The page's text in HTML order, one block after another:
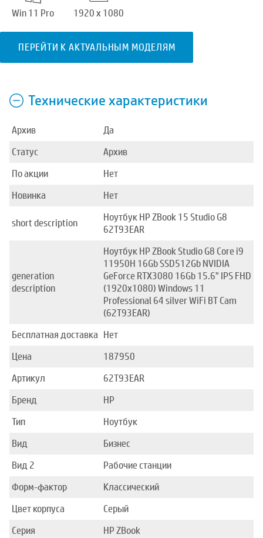
Win 11 Pro 1920 x 1080
ПЕРЕЙТИ К АКТУАЛЬНЫМ МОДЕЛЯМ
Технические характеристики
Архив
Да
Статус
Архив
По акции
Нет
Новинка
Нет
short description
Ноутбук HP ZBook 15 Studio G8
62T93EAR
generation
description
Ноутбук HP ZBook Studio G8 Core i9
11950H 16Gb SSD512Gb NVIDIA
GeForce RTX3080 16Gb 15.6" IPS FHD
(1920x1080) Windows 11
Professional 64 silver WiFi BT Cam
(62T93EAR)
Бесплатная доставка Нет
Цена
187950
Артикул
62T93EAR
Бренд
HP
Тип
Ноутбук
Вид
Бизнес
Вид 2
Рабочие станции
Форм-фактор
Классический
Цвет корпуса
Серый
Серия
HP ZBook